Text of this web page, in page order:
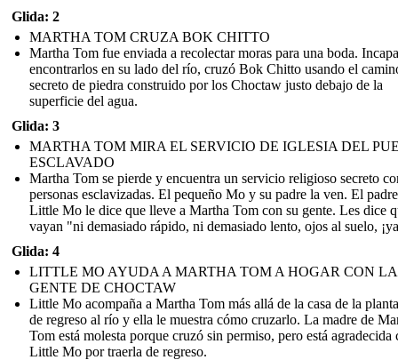
Glida: 2
MARTHA TOM CRUZA BOK CHITTO
Martha Tom fue enviada a recolectar moras para una boda.
encontrarlos en su lado del río, cruzó Bok Chitto usando el
secreto de piedra construido por los Choctaw justo debajo de la
superficie del agua.
Glida: 3
MARTHA TOM MIRA EL SERVICIO DE IGLESIA DEL
ESCLAVADO
Martha Tom se pierde y encuentra un servicio religioso secreto
personas esclavizadas. El pequeño Mo y su padre la ven. El
Little Mo le dice que lleve a Martha Tom con su gente. Les dice
vayan "ni demasiado rápido, ni demasiado lento, ojos al suelo,
Glida: 4
LITTLE MO AYUDA A MARTHA TOM A HOGAR CON LA
GENTE DE CHOCTAW
Little Mo acompaña a Martha Tom más allá de la casa de la
de regreso al río y ella le muestra cómo cruzarlo. La madre de
Tom está molesta porque cruzó sin permiso, pero está agradecida
Little Mo por traerla de regreso.